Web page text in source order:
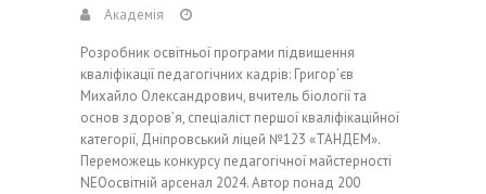
Академія
Розробник освітньої програми підвищення
кваліфікації педагогічних кадрів: Григор’єв
Михайло Олександрович, вчитель біології та
основ здоров’я, спеціаліст першої кваліфікаційної
категорії, Дніпровський ліцей №123 «ТАНДЕМ».
Переможець конкурсу педагогічної майстерності
NEOосвітній арсенал 2024. Автор понад 200